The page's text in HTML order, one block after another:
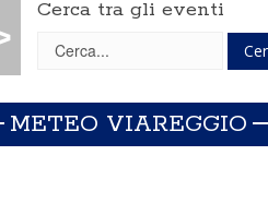
Cerca tra gli eventi
METEO VIAREGGIO